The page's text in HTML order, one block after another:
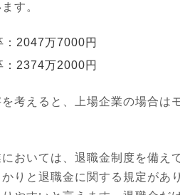
す。
：2047万7000円
：2374万2000円
を考えると、上場企業の場合は
においては、退職金制度を備
りと退職金に関する規定があ